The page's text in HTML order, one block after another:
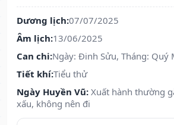
Dương lịch:07/07/2025
Âm lịch:13/06/2025
Can chi:Ngày: Đinh Sửu, Tháng: Quý
Tiết khí:Tiểu thử
Ngày Huyền Vũ: Xuất hành thường
xấu, không nên đi